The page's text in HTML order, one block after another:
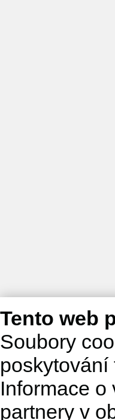
Tento web
Soubory
Informace
partnery v